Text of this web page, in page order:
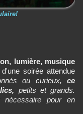
lumière, musique
soirée attendue
ou curieux,ce
petits et grands.
nécessaire pour en